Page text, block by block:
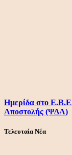
Ημερίδα στο
Αποστολής (ΨΔΑ)
Τελευταία Νέα